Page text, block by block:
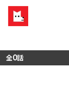
全0話